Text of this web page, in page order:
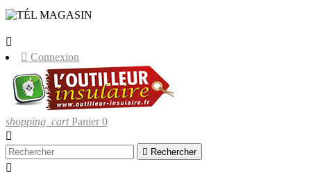

 Connexion
shopping_cart Panier 0

 Rechercher
